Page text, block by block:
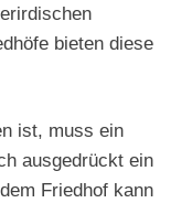
bieten diese
ist, muss ein
ausgedrückt ein
Friedhof kann